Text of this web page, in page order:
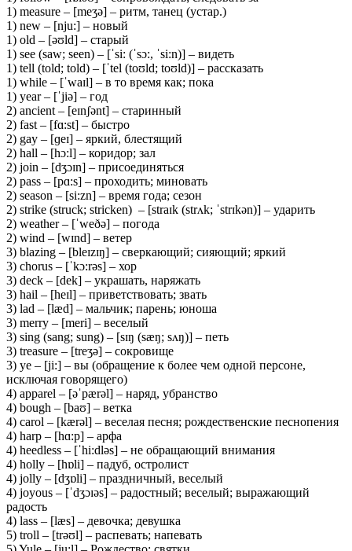
1) measure – [meʒə] – ритм, танец (устар.)
1) new – [nju:] – новый
1) old – [əʊld] – старый
1) see (saw; seen) – [ˈsi: (ˈsɔ:, ˈsi:n)] – видеть
1) tell (told; told) – [ˈtel (toʊld; toʊld)] – рассказать
1) while – [ˈwaɪl] – в то время как; пока
1) year – [ˈjiə] – год
2) ancient – [eɪnʃənt] – старинный
2) fast – [fɑ:st] – быстро
2) gay – [ɡeɪ] – яркий, блестящий
2) hall – [hɔ:l] – коридор; зал
2) join – [dʒɔɪn] – присоединяться
2) pass – [pɑ:s] – проходить; миновать
2) season – [si:zn] – время года; сезон
2) strike (struck; stricken) – [straɪk (strʌk; ˈstrɪkən)] – ударить
2) weather – [ˈweðə] – погода
2) wind – [wɪnd] – ветер
3) blazing – [bleɪzɪŋ] – сверкающий; сияющий; яркий
3) chorus – [ˈkɔ:rəs] – хор
3) deck – [dek] – украшать, наряжать
3) hail – [heɪl] – приветствовать; звать
3) lad – [læd] – мальчик; парень; юноша
3) merry – [meri] – веселый
3) sing (sang; sung) – [sɪŋ (sæŋ; sʌŋ)] – петь
3) treasure – [treʒə] – сокровище
3) ye – [ji:] – вы (обращение к более чем одной персоне,
исключая говорящего)
4) apparel – [əˈpærəl] – наряд, убранство
4) bough – [baʊ] – ветка
4) carol – [kærəl] – веселая песня; рождественские песнопения
4) harp – [hɑ:p] – арфа
4) heedless – [ˈhi:dləs] – не обращающий внимания
4) holly – [hɒli] – падуб, остролист
4) jolly – [dʒɒli] – праздничный, веселый
4) joyous – [ˈdʒɔɪəs] – радостный; веселый; выражающий
радость
4) lass – [læs] – девочка; девушка
5) troll – [trəʊl] – распевать; напевать